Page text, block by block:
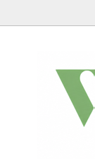
フェ
送》
ド
セー
フ